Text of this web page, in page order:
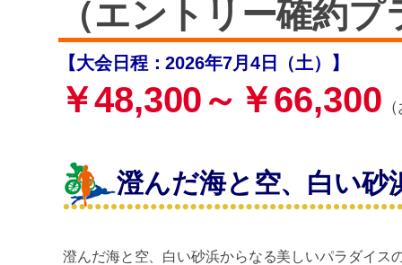
（エントリー確約プ
【大会日程：2026年7月4日（土）】
￥48,300～￥66,300
澄んだ海と空、白い
澄んだ海と空、白い砂浜からなる美しいパラダイス